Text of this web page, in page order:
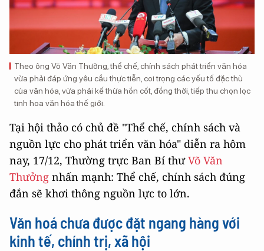
Theo ông Võ Văn Thưởng, thể chế, chính sách phát triển văn hóa
vừa phải đáp ứng yêu cầu thực tiễn, coi trọng các yếu tố đặc thù
của văn hóa, vừa phải kế thừa hồn cốt, đồng thời, tiếp thu chọn lọc
tinh hoa văn hóa thế giới.
Tại hội thảo có chủ đề "Thể chế, chính sách và
nguồn lực cho phát triển văn hóa" diễn ra hôm
nay, 17/12, Thường trực Ban Bí thưVõ Văn
Thưởng nhấn mạnh: Thể chế, chính sách đúng
đắn sẽ khơi thông nguồn lực to lớn.
Văn hoá chưa được đặt ngang hàng với
kinh tế, chính trị, xã hội